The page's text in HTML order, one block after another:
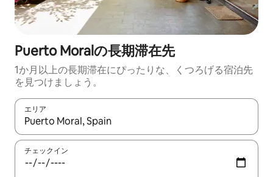
Puerto Moralの長期滞在先
1か月以上の長期滞在にぴったりな、くつろげる宿泊先
を見つけましょう。
エリア
検索結果が表示されたら、上下の矢印キーを使って移動するか
チェックイン